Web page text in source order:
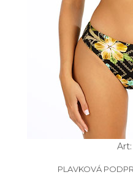
Art:
PLAVKOVÁ